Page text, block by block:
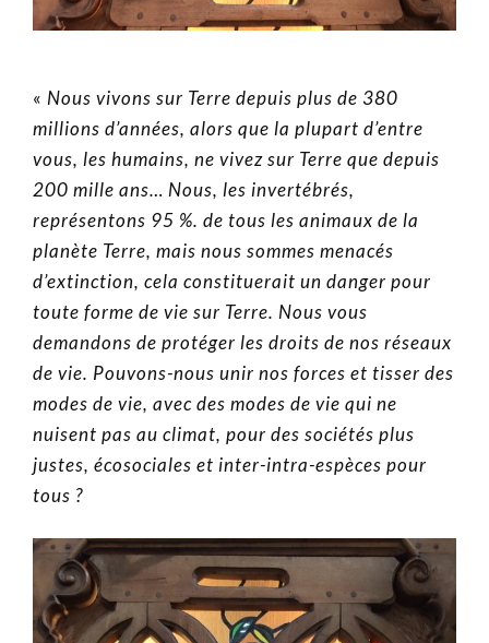
« Nous vivons sur Terre depuis plus de 380
millions d’années, alors que la plupart d’entre
vous, les humains, ne vivez sur Terre que depuis
200 mille ans… Nous, les invertébrés,
représentons 95 %. de tous les animaux de la
planète Terre, mais nous sommes menacés
d’extinction, cela constituerait un danger pour
toute forme de vie sur Terre. Nous vous
demandons de protéger les droits de nos réseaux
de vie. Pouvons-nous unir nos forces et tisser des
modes de vie, avec des modes de vie qui ne
nuisent pas au climat, pour des sociétés plus
justes, écosociales et inter-intra-espèces pour
tous ?